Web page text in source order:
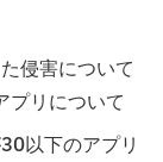
侵害について
プリについて
以下のアプリ